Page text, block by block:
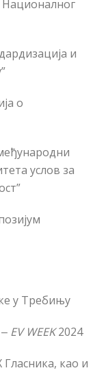
и
о
услов за
у Требињу
EV WEEK2024
као и